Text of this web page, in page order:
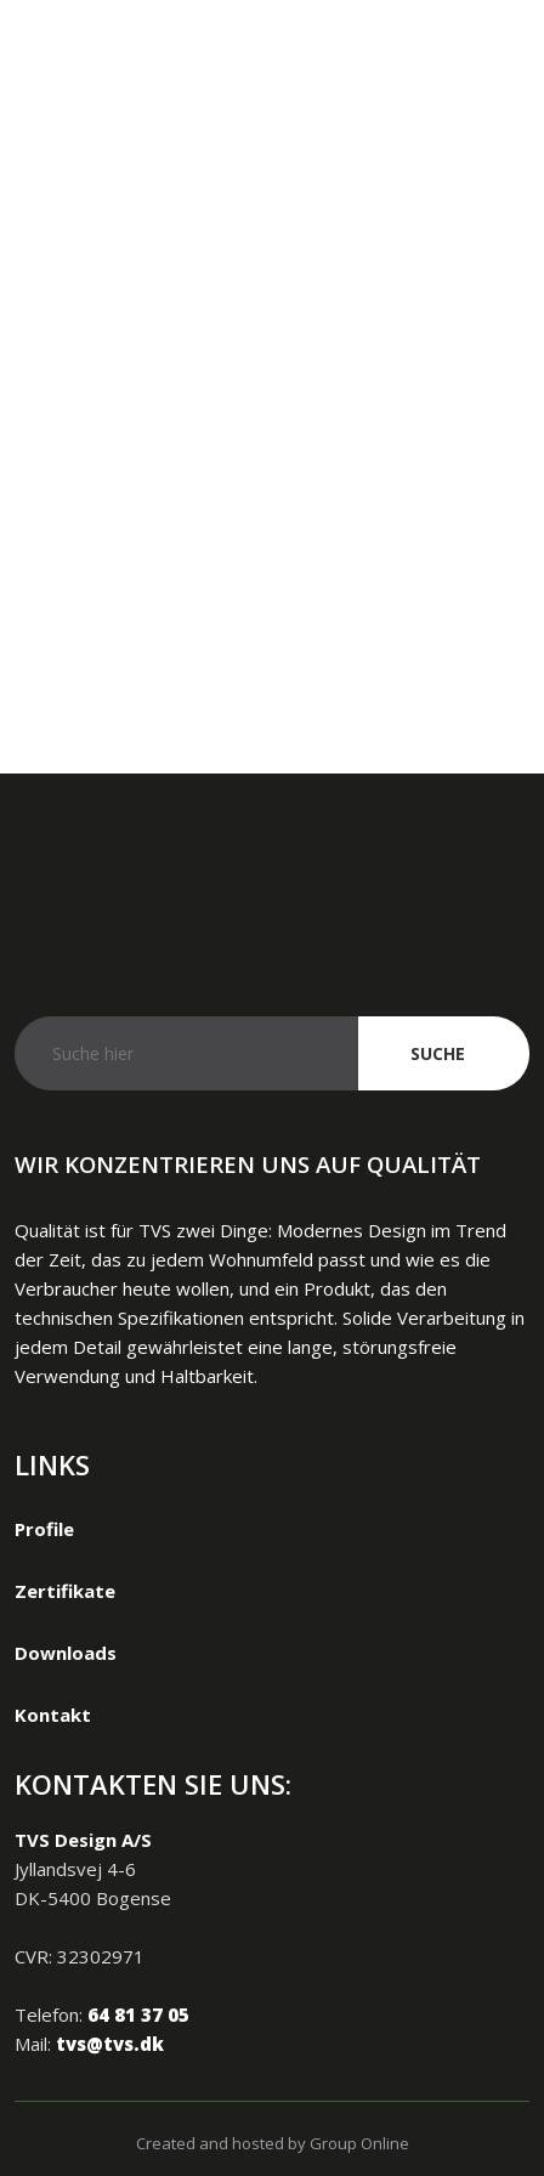
WIR KONZENTRIEREN UNS AUF QUALITÄT
Qualität ist für TVS zwei Dinge: Modernes Design im Trend
der Zeit, das zu jedem Wohnumfeld passt und wie es die
Verbraucher heute wollen, und ein Produkt, das den
technischen Spezifikationen entspricht. Solide Verarbeitung in
jedem Detail gewährleistet eine lange, störungsfreie
Verwendung und Haltbarkeit.
LINKS​
Profile
Zertifikate
Downloads
Kontakt
KONTAKTEN SIE UNS:
TVS Design A/S
Jyllandsvej 4-6
DK-5400 Bogense
CVR: 32302971
Telefon: 64 81 37 05
Mail: tvs@tvs.dk
Created and hosted by Group Online